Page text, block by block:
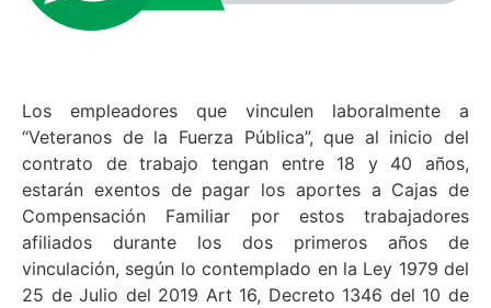
Los empleadores que vinculen laboralmente a
“Veteranos de la Fuerza Pública”, que al inicio del
contrato de trabajo tengan entre 18 y 40 años,
estarán exentos de pagar los aportes a Cajas de
Compensación Familiar por estos trabajadores
afiliados durante los dos primeros años de
vinculación, según lo contemplado en la Ley 1979 del
25 de Julio del 2019 Art 16, Decreto 1346 del 10 de